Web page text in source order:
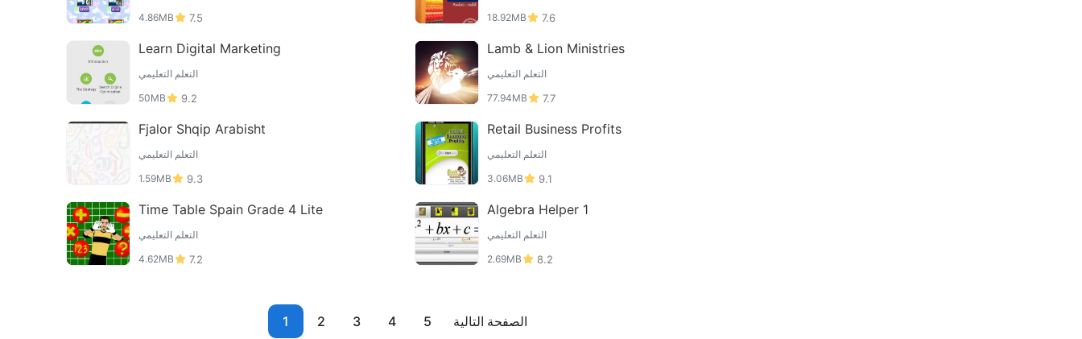
4.86MB
7.5
18.92MB
7.6
Learn Digital Marketing
التعلم التعليمي
50MB
9.2
Lamb & Lion Ministries
التعلم التعليمي
77.94MB
7.7
Fjalor Shqip Arabisht
التعلم التعليمي
1.59MB
9.3
Retail Business Profits
التعلم التعليمي
3.06MB
9.1
Time Table Spain Grade 4 Lite
التعلم التعليمي
4.62MB
7.2
Algebra Helper 1
التعلم التعليمي
2.69MB
8.2
1 2 3 4 5 الصفحة التالية